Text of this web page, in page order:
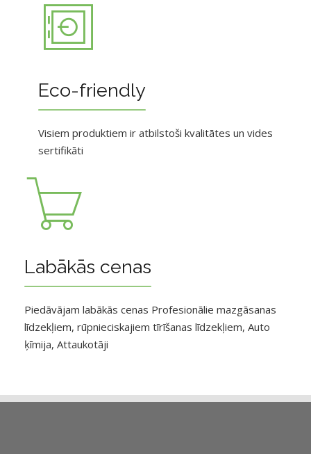
Eco-friendly
Visiem produktiem ir atbilstoši kvalitātes un vides
sertifikāti
Labākās cenas
Piedāvājam labākās cenas Profesionālie mazgāsanas
līdzekļiem, rūpnieciskajiem tīrīšanas līdzekļiem, Auto
ķīmija, Attaukotāji